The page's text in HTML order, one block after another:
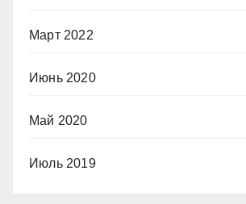
Март 2022
Июнь 2020
Май 2020
Июль 2019